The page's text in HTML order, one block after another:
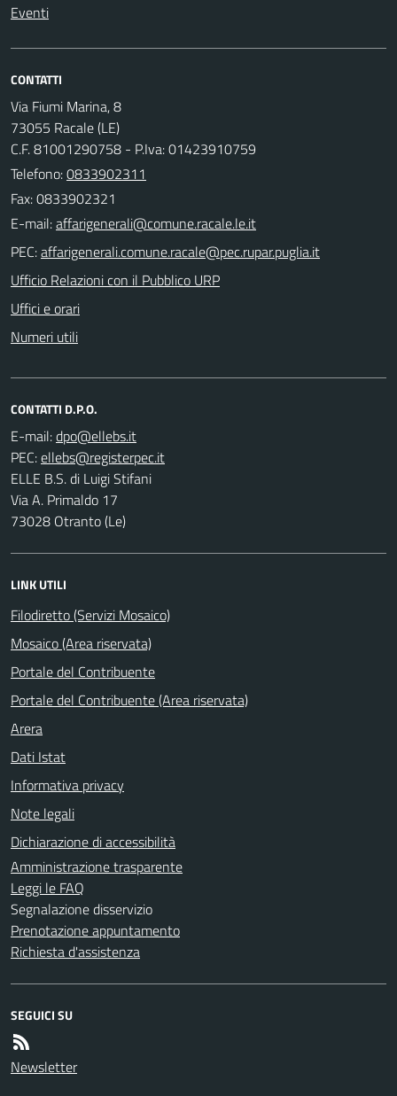
Eventi
CONTATTI
Via Fiumi Marina, 8
73055 Racale (LE)
C.F. 81001290758 - P.Iva: 01423910759
Telefono:0833902311
Fax: 0833902321
E-mail:
PEC:
Ufficio Relazioni con il Pubblico URP
Uffici e orari
Numeri utili
CONTATTI D.P.O.
E-mail:
PEC:
ELLE B.S. di Luigi Stifani
Via A. Primaldo 17
73028 Otranto (Le)
LINK UTILI
Filodiretto (Servizi Mosaico)
Mosaico (Area riservata)
Portale del Contribuente
Portale del Contribuente (Area riservata)
Arera
Dati Istat
Informativa privacy
Note legali
Dichiarazione di accessibilità
Amministrazione trasparente
Leggi le FAQ
Segnalazione disservizio
Prenotazione appuntamento
Richiesta d'assistenza
SEGUICI SU
Newsletter